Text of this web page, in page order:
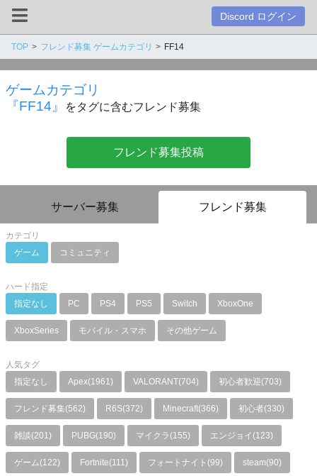
Discord ログイン
TOP フレンド募集 ゲームカテゴリ FF14
ゲームカテゴリ
『FF14』
をタグに含むフレンド募集
フレンド募集投稿
サーバー募集 フレンド募集
カテゴリ
ゲーム
コミュニティ
ハード指定
指定なし
PC PS4 PS5 Switch XboxOne
XboxSeries モバイル・スマホ その他ゲーム
人気タグ
指定なし
Apex(1961) VALORANT(704) 初心者歓迎(703)
フレンド募集(562) R6S(372) Minecraft(366) 初心者(330)
雑談(201) PUBG(190) マイクラ(155) エンジョイ(123)
ゲーム(122) Fortnite(111) フォートナイト(99) steam(90)